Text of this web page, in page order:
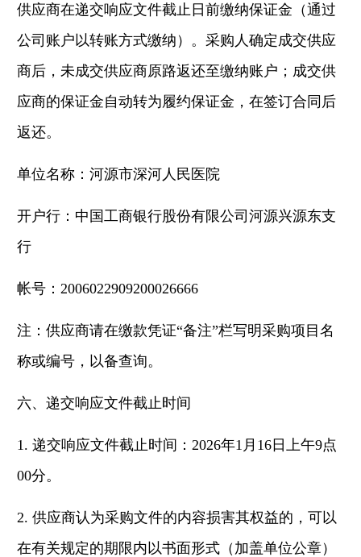
供应商在递交响应文件截止日前缴纳保证金（通过
公司账户以转账方式缴纳）。采购人确定成交供应
商后，未成交供应商原路返还至缴纳账户；成交供
应商的保证金自动转为履约保证金，在签订合同后
返还。
单位名称：河源市深河人民医院
开户行：中国工商银行股份有限公司河源兴源东支
行
帐号： 2006022909200026666
注：供应商请在缴款凭证“备注”栏写明采购项目名
称或编号，以备查询。
六、 递交响应文件截止时间
1. 递交响应文件截止时间：2026年1月16日上午9点
00分。
2. 供应商认为采购文件的内容损害其权益的，可以
在有关规定的期限内以书面形式（加盖单位公章）